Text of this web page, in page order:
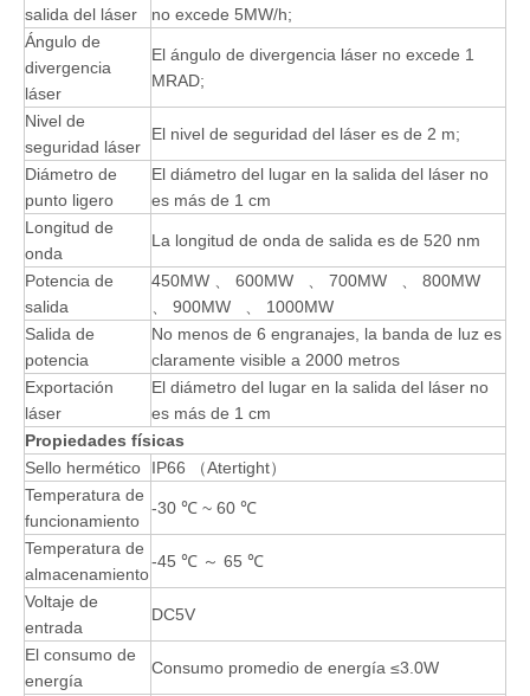
salida del láser
no excede 5MW/h;
Ángulo de
divergencia
láser
El ángulo de divergencia láser no excede 1
MRAD;
Nivel de
seguridad láser
El nivel de seguridad del láser es de 2 m;
Diámetro de
punto ligero
El diámetro del lugar en la salida del láser no
es más de 1 cm
Longitud de
onda
La longitud de onda de salida es de 520 nm
Potencia de
salida
450MW 、 600MW 、 700MW 、 800MW
、 900MW 、 1000MW
Salida de
potencia
No menos de 6 engranajes, la banda de luz es
claramente visible a 2000 metros
Exportación
láser
El diámetro del lugar en la salida del láser no
es más de 1 cm
Propiedades físicas
Sello hermético
IP66 （Atertight）
Temperatura de
funcionamiento
-30 ℃ ~ 60 ℃
Temperatura de
almacenamiento
-45 ℃ ～ 65 ℃
Voltaje de
entrada
DC5V
El consumo de
energía
Consumo promedio de energía ≤3.0W